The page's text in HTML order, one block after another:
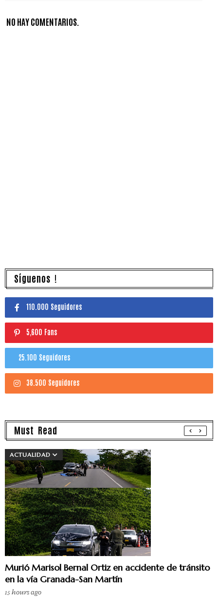
NO HAY COMENTARIOS.
Síguenos !
110.000 Seguidores
5,600 Fans
25.100 Seguidores
38.500 Seguidores
Must Read
ACTUALIDAD
Murió Marisol Bernal Ortiz en accidente de tránsito
en la vía Granada-San Martín
15 hours ago